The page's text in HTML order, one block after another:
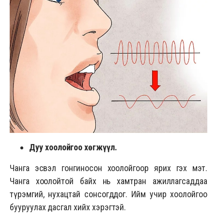
Дуу хоолойгоо хөгжүүл.
Чанга эсвэл гонгиносон хоолойгоор ярих гэх мэт.
Чанга хоолойтой байх нь хамтран ажиллагсаддаа
түрэмгий, нухацтай сонсогддог. Ийм учир хоолойгоо
бууруулах дасгал хийх хэрэгтэй.